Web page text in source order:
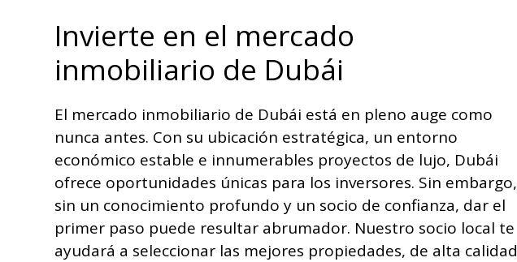
Invierte en el mercado
inmobiliario de Dubái
El mercado inmobiliario de Dubái está en pleno auge como
nunca antes. Con su ubicación estratégica, un entorno
económico estable e innumerables proyectos de lujo, Dubái
ofrece oportunidades únicas para los inversores. Sin embargo,
sin un conocimiento profundo y un socio de confianza, dar el
primer paso puede resultar abrumador. Nuestro socio local te
ayudará a seleccionar las mejores propiedades, de alta calidad